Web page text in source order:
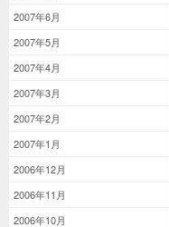
2007年6月
2007年5月
2007年4月
2007年3月
2007年2月
2007年1月
2006年12月
2006年11月
2006年10月